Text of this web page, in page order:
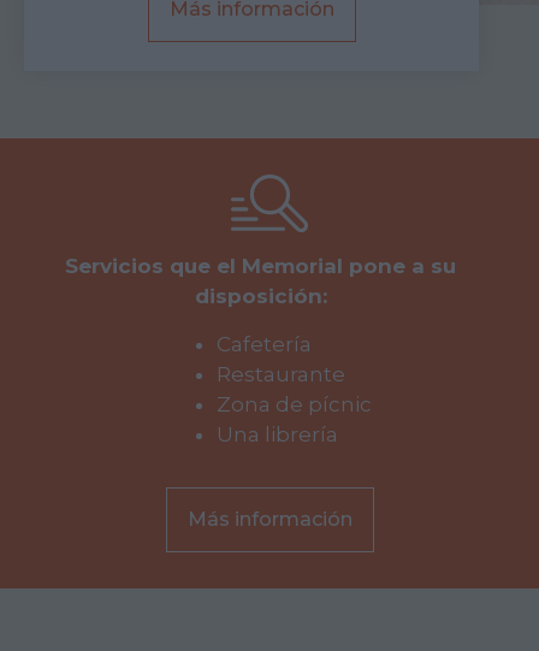
Más información
Servicios que el Memorial pone a su
disposición:
Cafetería
Restaurante
Zona de pícnic
Una librería
Más información